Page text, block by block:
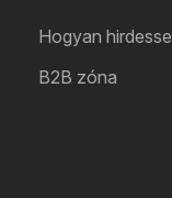
Hogyan
B2B zóna